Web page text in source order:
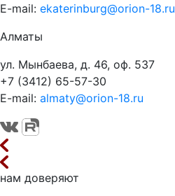
E-mail: ekaterinburg@orion-18.ru
Алматы
ул. Мынбаева, д. 46, оф. 537
+7 (3412) 65-57-30
E-mail: almaty@orion-18.ru
нам доверяют